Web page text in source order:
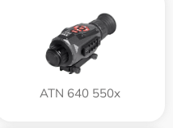
ATN 640 550x